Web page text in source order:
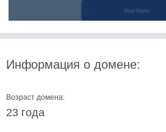
Информация о домене:
Возраст домена:
23 года